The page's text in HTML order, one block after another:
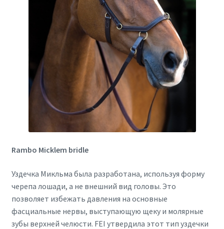
Rambo Micklem bridle
Уздечка Микльма была разработана, используя форму
черепа лошади, а не внешний вид головы. Это
позволяет избежать давления на основные
фасциальные нервы, выступающую щеку и молярные
зубы верхней челюсти. FEI утвердила этот тип уздечки